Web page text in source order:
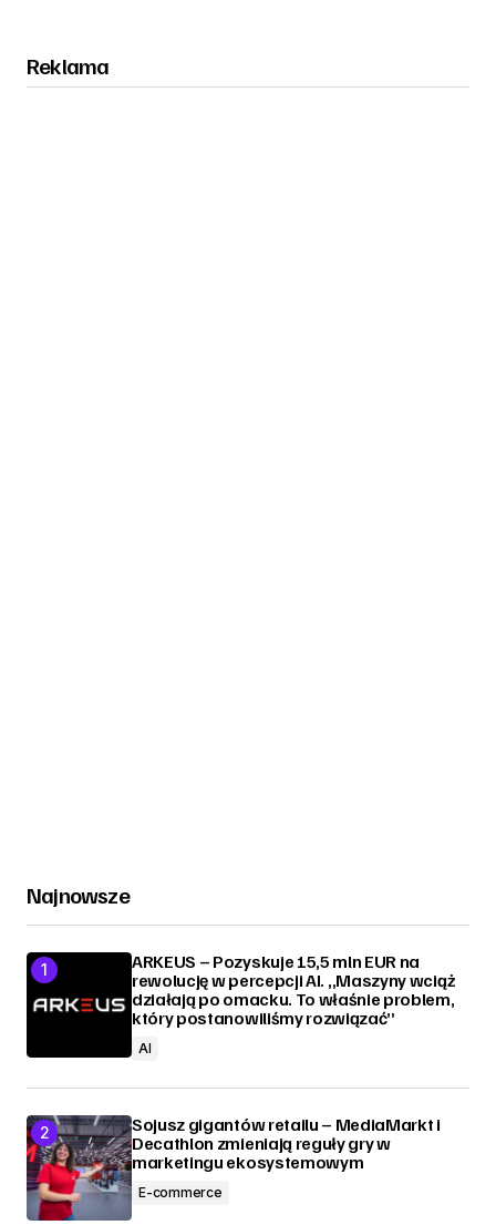
Reklama
Najnowsze
ARKEUS – Pozyskuje 15,5 mln EUR na
rewolucję w percepcji AI. „Maszyny wciąż
działają po omacku. To właśnie problem,
który postanowiliśmy rozwiązać”
AI
Sojusz gigantów retailu – MediaMarkt i
Decathlon zmieniają reguły gry w
marketingu ekosystemowym
E-commerce